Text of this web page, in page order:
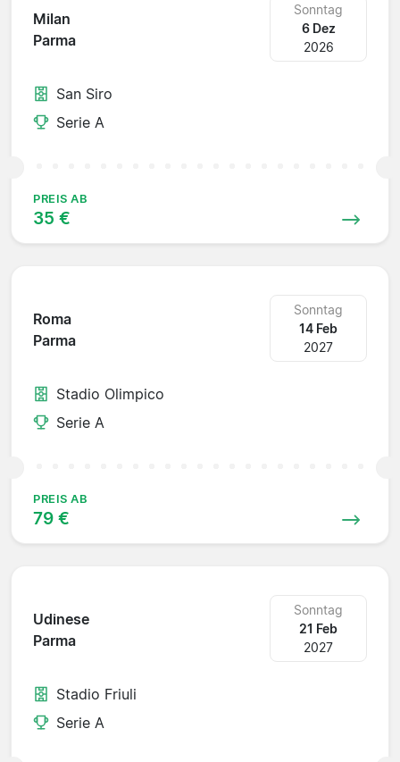
Milan
Parma
Sonntag
6 Dez
2026
San Siro
Serie A
PREIS AB
35 €
Roma
Parma
Sonntag
14 Feb
2027
Stadio Olimpico
Serie A
PREIS AB
79 €
Udinese
Parma
Sonntag
21 Feb
2027
Stadio Friuli
Serie A